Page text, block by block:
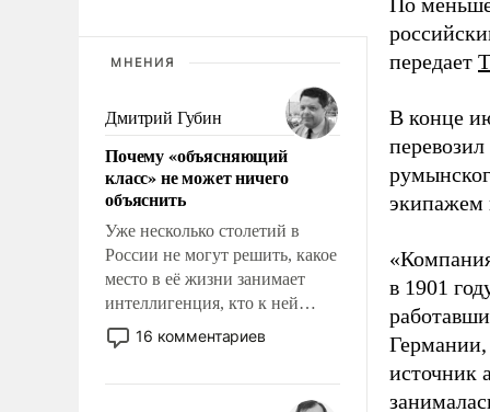
МНЕНИЯ
Дмитрий Губин
Почему «объясняющий
класс» не может ничего
объяснить
Уже несколько столетий в
России не могут решить, какое
место в её жизни занимает
интеллигенция, кто к ней
принадлежит, а кого из неё
исключили с правом
чем она отличается от просто
16 комментариев
По
передает
В конце
экипажем
в 1901
Германии,
источник